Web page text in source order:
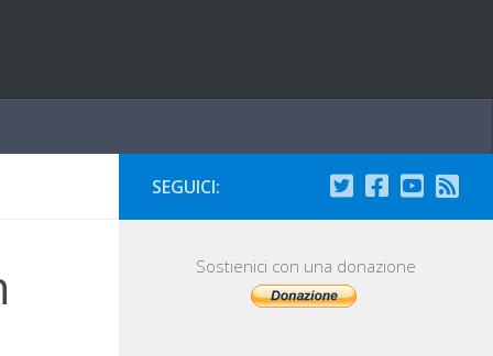
SEGUICI:
Sostienici con una donazione